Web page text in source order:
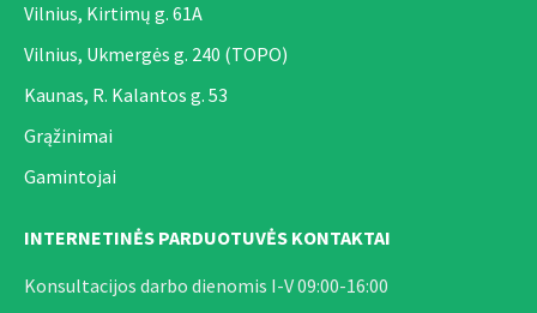
Vilnius, Kirtimų g. 61A
Vilnius, Ukmergės g. 240 (TOPO)
Kaunas, R. Kalantos g. 53
Grąžinimai
Gamintojai
INTERNETINĖS PARDUOTUVĖS KONTAKTAI
Konsultacijos darbo dienomis I-V 09:00-16:00